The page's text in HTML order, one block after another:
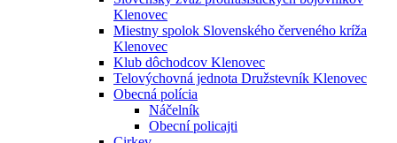
Klenovec
Miestny spolok Slovenského červeného kríža
Klenovec
Klub dôchodcov Klenovec
Telovýchovná jednota Družstevník Klenovec
Obecná polícia
Náčelník
Obecní policajti